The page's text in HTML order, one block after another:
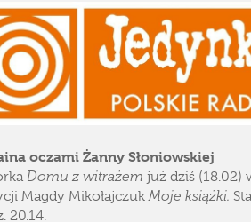
oczami Żanny Słoniowskiej
Domu z witrażem już dziś (18.02)
Magdy MikołajczukMoje książki.
20.14.